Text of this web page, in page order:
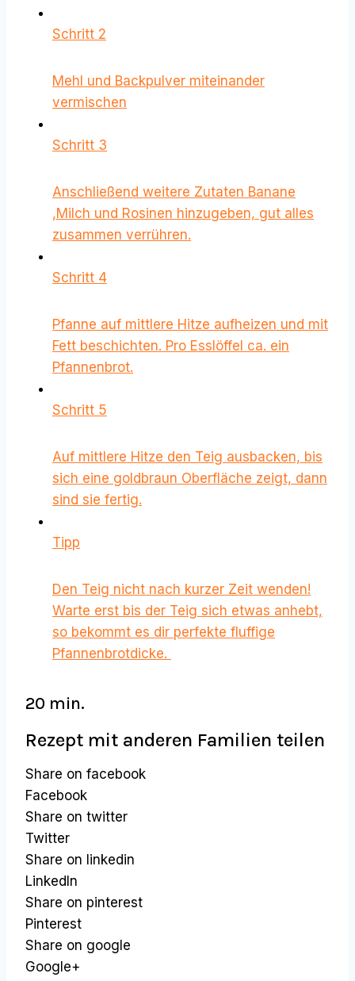
Schritt 2
Mehl und Backpulver miteinander
vermischen
Schritt 3
Anschließend weitere Zutaten Banane
,Milch und Rosinen hinzugeben, gut alles
zusammen verrühren.
Schritt 4
Pfanne auf mittlere Hitze aufheizen und mit
Fett beschichten. Pro Esslöffel ca. ein
Pfannenbrot.
Schritt 5
Auf mittlere Hitze den Teig ausbacken, bis
sich eine goldbraun Oberfläche zeigt, dann
sind sie fertig.
Tipp
Den Teig nicht nach kurzer Zeit wenden!
Warte erst bis der Teig sich etwas anhebt,
so bekommt es dir perfekte fluffige
Pfannenbrotdicke.
20 min.
Rezept mit anderen Familien teilen
Share on facebook
Facebook
Share on twitter
Twitter
Share on linkedin
LinkedIn
Share on pinterest
Pinterest
Share on google
Google+